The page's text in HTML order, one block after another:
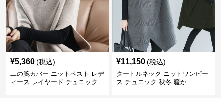
¥5,360 (税込)
二の腕カバー ニットベスト レデ
ィース レイヤード チュニック
¥11,150 (税込)
タートルネック ニットワンピー
ス チュニック 秋冬 暖か